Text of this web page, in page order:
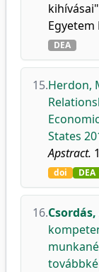
Egyetem
DEA
15.Herdon,
States
Apstract.
doi DEA
16.Csordás,